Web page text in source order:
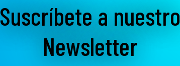
Suscríbete a nuestro
Newsletter